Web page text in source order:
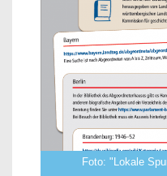
Foto: "Lokale